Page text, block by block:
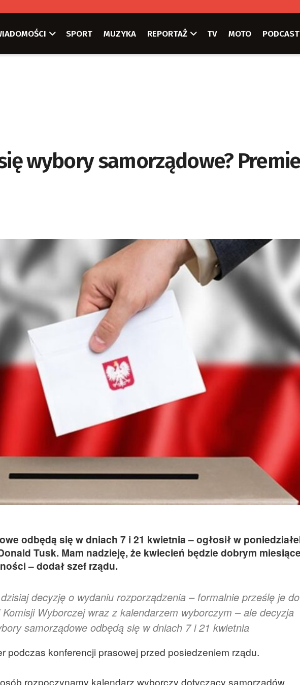
SPORT MUZYKA REPORTAŻ TV MOTO
wybory samorządowe?
odbędą się w dniach 7 i 21 kwietnia – ogłosił w
Tusk. Mam nadzieję, że kwiecień będzie dobrym
– dodał szef rządu.
decyzję o wydaniu rozporządzenia – formalnie prześlę je do
Komisji Wyborczej wraz z kalendarzem wyborczym – ale decyzja
samorządowe odbędą się w dniach 7 i 21 kwietnia
podczas konferencji prasowej przed posiedzeniem rządu.
rozpoczynamy kalendarz wyborczy dotyczący samorządów.